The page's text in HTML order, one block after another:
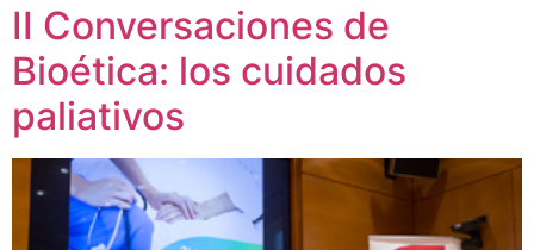
II Conversaciones de
Bioética: los cuidados
paliativos